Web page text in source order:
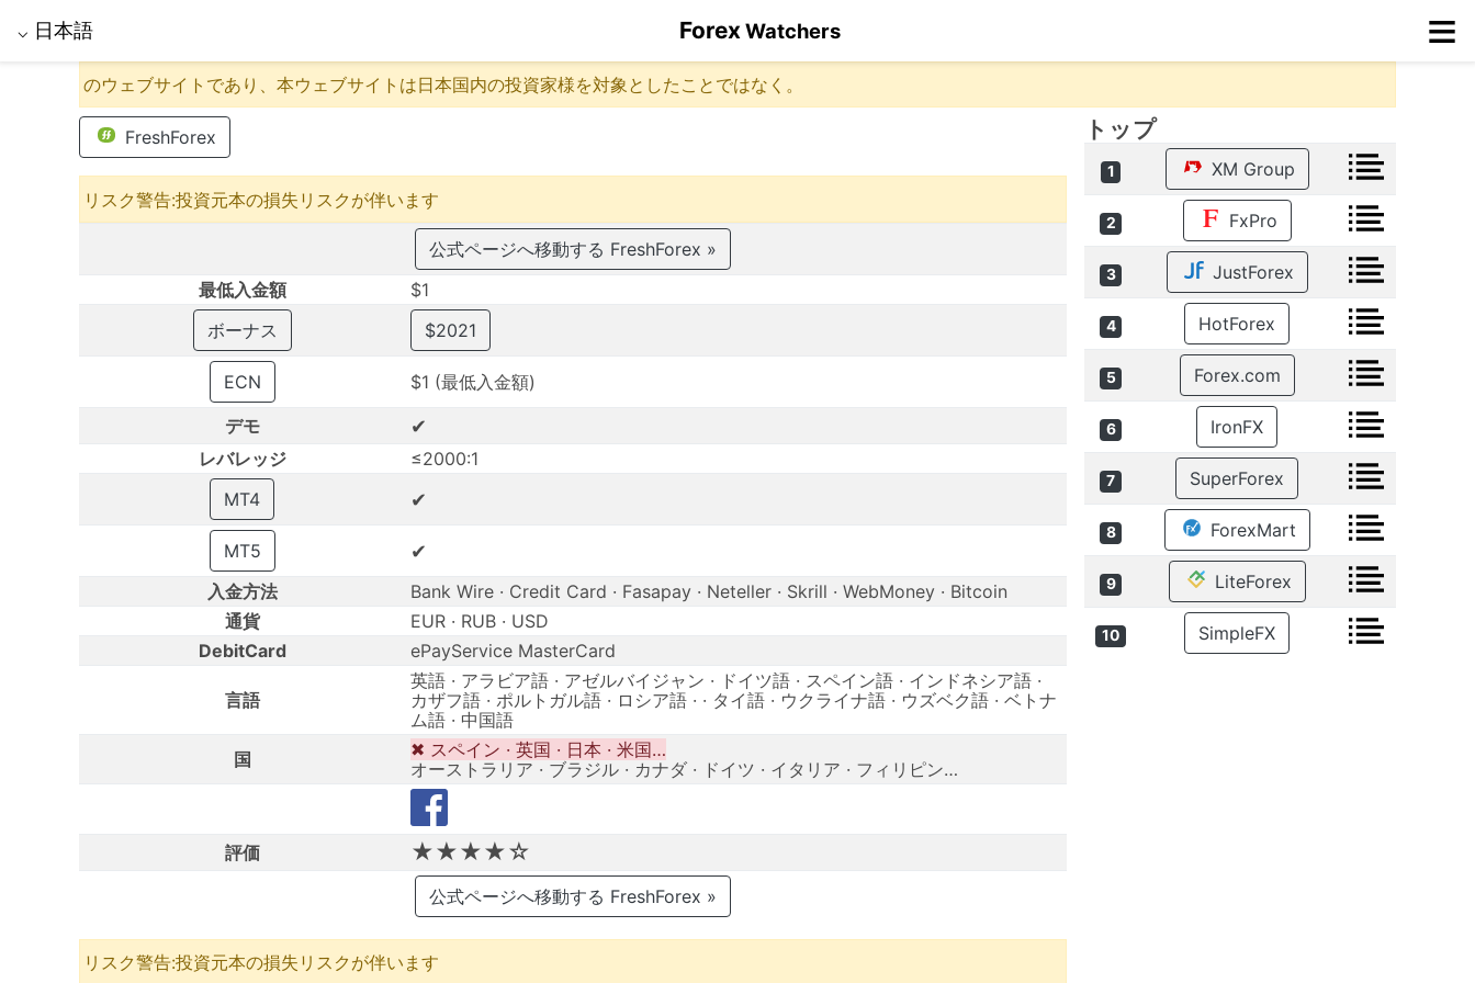
⌵ 日本語 ForexWatchers ≡
のウェブサイトであり、本ウェブサイトは日本国内の投資家様を対象としたことではなく。
FreshForex
リスク警告:投資元本の損失リスクが伴います
公式ページへ移動する FreshForex »
最低入金額
$1
ボーナス
$2021
ECN
$1 (最低入金額)
デモ
✔
レバレッジ
≤2000:1
MT4
✔
MT5 ✔
入金方法
Bank Wire · Credit Card · Fasapay · Neteller · Skrill · WebMoney · Bitcoin
通貨
EUR · RUB · USD
DebitCard
ePayService MasterCard
言語
英語 · アラビア語 · アゼルバイジャン · ドイツ語 · スペイン語 · インドネシア語 ·
カザフ語 · ポルトガル語 · ロシア語 · · タイ語 · ウクライナ語 · ウズベク語 · ベトナ
ム語 · 中国語
国
✖ スペイン · 英国 · 日本 · 米国…
オーストラリア · ブラジル · カナダ · ドイツ · イタリア · フィリピン…
評価 ★★★★☆
公式ページへ移動する FreshForex »
リスク警告:投資元本の損失リスクが伴います
トップ
1 XM Group
2 FxPro
3 JustForex
4 HotForex
5 Forex.com
6 IronFX
7 SuperForex
8 ForexMart
9 LiteForex
10 SimpleFX